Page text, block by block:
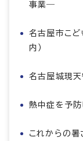
事業―
名古屋市こど
内）
名古屋城現
熱中症を予防
これからの暑